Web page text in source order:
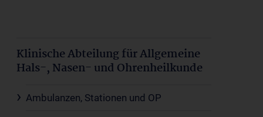
Klinische Abteilung für Allgemeine
Hals-, Nasen- und Ohrenheilkunde
Ambulanzen, Stationen und OP